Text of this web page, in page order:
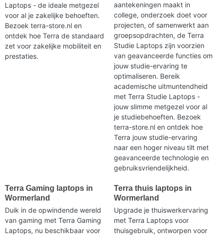
Laptops - de ideale metgezel
voor al je zakelijke behoeften.
Bezoek terra-store.nl en
ontdek hoe Terra de standaard
zet voor zakelijke mobiliteit en
prestaties.
aantekeningen maakt in
college, onderzoek doet voor
projecten, of samenwerkt aan
groepsopdrachten, de Terra
Studie Laptops zijn voorzien
van geavanceerde functies om
jouw studie-ervaring te
optimaliseren. Bereik
academische uitmuntendheid
met Terra Studie Laptops -
jouw slimme metgezel voor al
je studiebehoeften. Bezoek
terra-store.nl en ontdek hoe
Terra jouw studie-ervaring
naar een hoger niveau tilt met
geavanceerde technologie en
gebruiksvriendelijkheid.
Terra Gaming laptops in
Wormerland
Duik in de opwindende wereld
van gaming met Terra Gaming
Laptops, nu beschikbaar voor
Terra thuis laptops in
Wormerland
Upgrade je thuiswerkervaring
met Terra Laptops voor
thuisgebruik, ontworpen voor